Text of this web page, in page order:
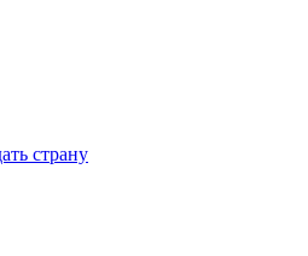
страну